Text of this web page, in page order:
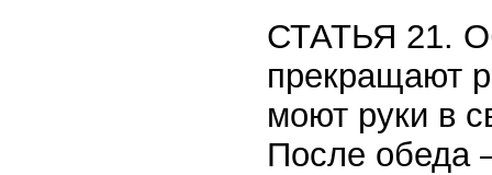
СТАТЬЯ 21.
прекращают
моют руки в
После обеда